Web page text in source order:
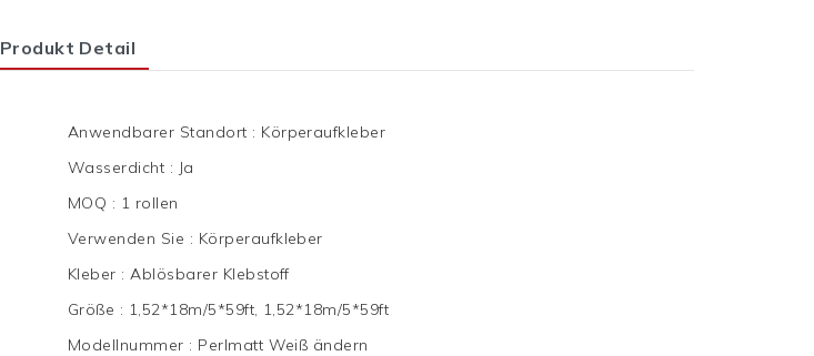
Produkt Detail
Anwendbarer Standort : Körperaufkleber
Wasserdicht : Ja
MOQ : 1 rollen
Verwenden Sie : Körperaufkleber
Kleber :Ablösbarer Klebstoff
Größe : 1,52*18m/5*59ft, 1,52*18m/5*59ft
Modellnummer : Perlmatt Weiß ändern